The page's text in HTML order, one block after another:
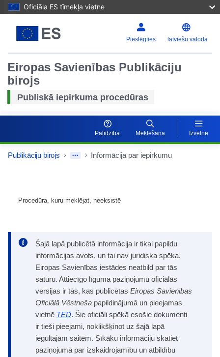
Oficiāla ES tīmekļa vietne
Pieslēgties latviešu valoda
Eiropas Savienības Publikāciju
birojs
Publiskā iepirkuma procedūras
Palīdzība Meklēšana Izvēlne
Publikāciju birojs Informācija par iepirkumu
Procedūra, kuru meklējat, neeksistē
Šajā lapā publicētā informācija ir tikai papildu
informācijas avots, un tai nav juridiska spēka.
Eiropas Savienības iestādes neatbild par tās
saturu. Attiecīgo līguma paziņojumu oficiālās
versijas ir tās, kas publicētas Eiropas Savienības
Oficiālā Vēstneša papildinājumā un pieejamas
vietnē TED. Šie oficiāli spēkā esošie dokumenti
ir tieši pieejami, noklikšķinot uz šajā lapā
iegultajām saitēm. Sīkāku informāciju skatiet
paziņojumā par izskaidrojamību un atbildību